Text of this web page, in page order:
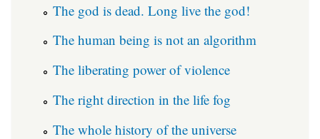
The god is dead. Long live the god!
The human being is not an algorithm
The liberating power of violence
The right direction in the life fog
The whole history of the universe